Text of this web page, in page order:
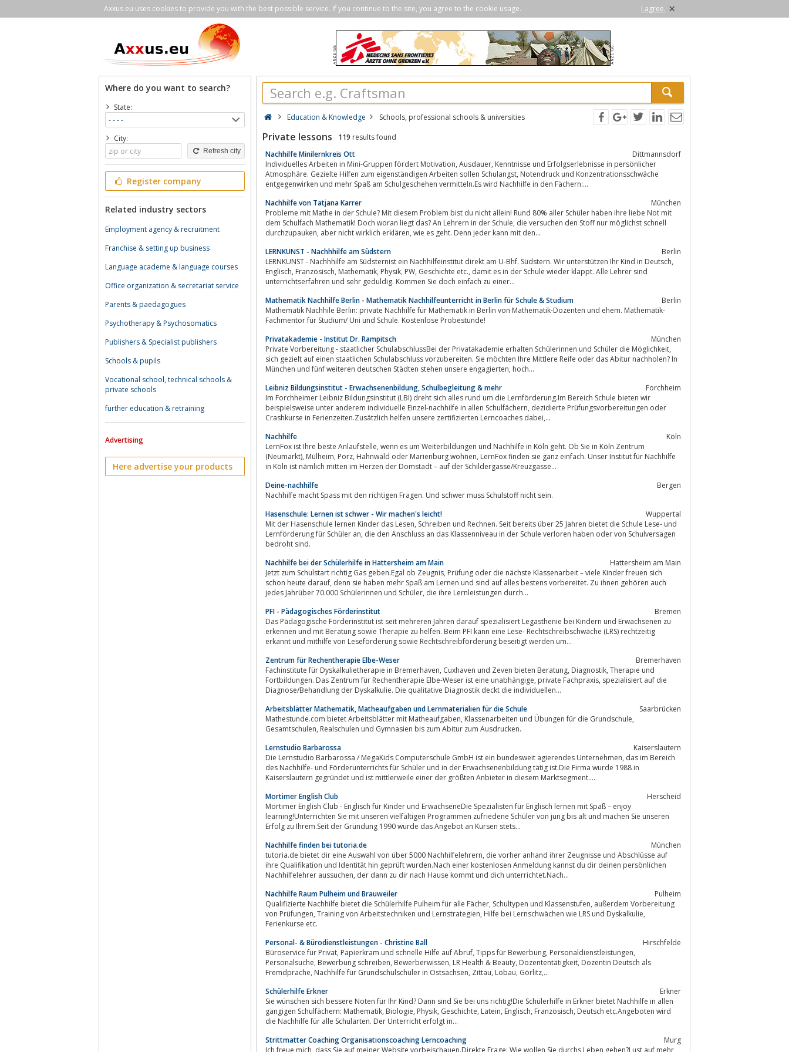
Axxus.eu uses cookies to provide you with the best possible service. If you continue to the site, you agree to the cookie usage. I agree. ×
Where do you want to search?
State:
City:
Refresh city
Register company
Related industry sectors
Employment agency & recruitment
Franchise & setting up business
Language academe & language courses
Office organization & secretariat service
Parents & paedagogues
Psychotherapy & Psychosomatics
Publishers & Specialist publishers
Schools & pupils
Vocational school, technical schools &
private schools
further education & retraining
Advertising
Here advertise your products
Education & Knowledge Schools, professional schools & universities
Private lessons 119 results found
Nachhilfe Minilernkreis Ott
Dittmannsdorf
Individuelles Arbeiten in Mini-Gruppen fördert Motivation, Ausdauer, Kenntnisse und Erfolgserlebnisse in persönlicher
Atmosphäre. Gezielte Hilfen zum eigenständigen Arbeiten sollen Schulangst, Notendruck und Konzentrationsschwäche
entgegenwirken und mehr Spaß am Schulgeschehen vermitteln.Es wird Nachhilfe in den Fächern:...
Nachhilfe von Tatjana Karrer
München
Probleme mit Mathe in der Schule? Mit diesem Problem bist du nicht allein! Rund 80% aller Schüler haben ihre liebe Not mit
dem Schulfach Mathematik! Doch woran liegt das? An Lehrern in der Schule, die versuchen den Stoff nur möglichst schnell
durchzupauken, aber nicht wirklich erklären, wie es geht. Denn jeder kann mit den...
LERNKUNST - Nachhhilfe am Südstern
Berlin
LERNKUNST - Nachhhilfe am Südsternist ein Nachhilfeinstitut direkt am U-Bhf. Südstern. Wir unterstützen Ihr Kind in Deutsch,
Englisch, Französisch, Mathematik, Physik, PW, Geschichte etc., damit es in der Schule wieder klappt. Alle Lehrer sind
unterrichtserfahren und sehr geduldig. Kommen Sie doch einfach zu einer...
Mathematik Nachhilfe Berlin - Mathematik Nachhilfeunterricht in Berlin für Schule & Studium
Berlin
Mathematik Nachhile Berlin: private Nachhilfe für Mathematik in Berlin von Mathematik-Dozenten und ehem. Mathematik-
Fachmentor für Studium/ Uni und Schule. Kostenlose Probestunde!
Privatakademie - Institut Dr. Rampitsch
München
Private Vorbereitung - staatlicher SchulabschlussBei der Privatakademie erhalten Schülerinnen und Schüler die Möglichkeit,
sich gezielt auf einen staatlichen Schulabschluss vorzubereiten. Sie möchten Ihre Mittlere Reife oder das Abitur nachholen? In
München und fünf weiteren deutschen Städten stehen unsere engagierten, hoch...
Leibniz Bildungsinstitut - Erwachsenenbildung, Schulbegleitung & mehr
Forchheim
Im Forchheimer Leibniz Bildungsinstitut (LBI) dreht sich alles rund um die Lernförderung.Im Bereich Schule bieten wir
beispielsweise unter anderem individuelle Einzel-nachhilfe in allen Schulfächern, dezidierte Prüfungsvorbereitungen oder
Crashkurse in Ferienzeiten.Zusätzlich helfen unsere zertifizierten Lerncoaches dabei,...
Nachhilfe
Köln
LernFox ist Ihre beste Anlaufstelle, wenn es um Weiterbildungen und Nachhilfe in Köln geht. Ob Sie in Köln Zentrum
(Neumarkt), Mülheim, Porz, Hahnwald oder Marienburg wohnen, LernFox finden sie ganz einfach. Unser Institut für Nachhilfe
in Köln ist nämlich mitten im Herzen der Domstadt – auf der Schildergasse/Kreuzgasse...
Deine-nachhilfe
Bergen
Nachhilfe macht Spass mit den richtigen Fragen. Und schwer muss Schulstoff nicht sein.
Hasenschule: Lernen ist schwer - Wir machen's leicht!
Wuppertal
Mit der Hasenschule lernen Kinder das Lesen, Schreiben und Rechnen. Seit bereits über 25 Jahren bietet die Schule Lese- und
Lernförderung für Schüler an, die den Anschluss an das Klassenniveau in der Schule verloren haben oder von Schulversagen
bedroht sind.
Nachhilfe bei der Schülerhilfe in Hattersheim am Main
Hattersheim am Main
Jetzt zum Schulstart richtig Gas geben.Egal ob Zeugnis, Prüfung oder die nächste Klassenarbeit – viele Kinder freuen sich
schon heute darauf, denn sie haben mehr Spaß am Lernen und sind auf alles bestens vorbereitet. Zu ihnen gehören auch
jedes Jahrüber 70.000 Schülerinnen und Schüler, die ihre Lernleistungen durch...
PFI - Pädagogisches Förderinstitut
Bremen
Das Pädagogische Förderinstitut ist seit mehreren Jahren darauf spezialisiert Legasthenie bei Kindern und Erwachsenen zu
erkennen und mit Beratung sowie Therapie zu helfen. Beim PFI kann eine Lese- Rechtschreibschwäche (LRS) rechtzeitig
erkannt und mithilfe von Leseförderung sowie Rechtschreibförderung beseitigt werden um...
Zentrum für Rechentherapie Elbe-Weser
Bremerhaven
Fachinstitute für Dyskalkulietherapie in Bremerhaven, Cuxhaven und Zeven bieten Beratung, Diagnostik, Therapie und
Fortbildungen. Das Zentrum für Rechentherapie Elbe-Weser ist eine unabhängige, private Fachpraxis, spezialisiert auf die
Diagnose/Behandlung der Dyskalkulie. Die qualitative Diagnostik deckt die individuellen...
Arbeitsblätter Mathematik, Matheaufgaben und Lernmaterialien für die Schule
Saarbrücken
Mathestunde.com bietet Arbeitsblätter mit Matheaufgaben, Klassenarbeiten und Übungen für die Grundschule,
Gesamtschulen, Realschulen und Gymnasien bis zum Abitur zum Ausdrucken.
Lernstudio Barbarossa
Kaiserslautern
Die Lernstudio Barbarossa / MegaKids Computerschule GmbH ist ein bundesweit agierendes Unternehmen, das im Bereich
des Nachhilfe- und Förderunterrichts für Schüler und in der Erwachsenenbildung tätig ist.Die Firma wurde 1988 in
Kaiserslautern gegründet und ist mittlerweile einer der größten Anbieter in diesem Marktsegment....
Mortimer English Club
Herscheid
Mortimer English Club - Englisch für Kinder und ErwachseneDie Spezialisten für Englisch lernen mit Spaß – enjoy
learning!Unterrichten Sie mit unseren vielfältigen Programmen zufriedene Schüler von jung bis alt und machen Sie unseren
Erfolg zu Ihrem.Seit der Gründung 1990 wurde das Angebot an Kursen stets...
Nachhilfe finden bei tutoria.de
München
tutoria.de bietet dir eine Auswahl von über 5000 Nachhilfelehrern, die vorher anhand ihrer Zeugnisse und Abschlüsse auf
ihre Qualifikation und Identität hin geprüft wurden.Nach einer kostenlosen Anmeldung kannst du dir deinen persönlichen
Nachhilfelehrer aussuchen, der dann zu dir nach Hause kommt und dich unterrichtet.Nach...
Nachhilfe Raum Pulheim und Brauweiler
Pulheim
Qualifizierte Nachhilfe bietet die Schülerhilfe Pulheim für alle Fächer, Schultypen und Klassenstufen, außerdem Vorbereitung
von Prüfungen, Training von Arbeitstechniken und Lernstrategien, Hilfe bei Lernschwächen wie LRS und Dyskalkulie,
Ferienkurse etc.
Personal- & Bürodienstleistungen - Christine Ball
Hirschfelde
Büroservice für Privat, Papierkram und schnelle Hilfe auf Abruf, Tipps für Bewerbung, Personaldienstleistungen,
Personalsuche, Bewerbung schreiben, Bewerberwissen, LR Health & Beauty, Dozententätigkeit, Dozentin Deutsch als
Fremdprache, Nachhilfe für Grundschulschüler in Ostsachsen, Zittau, Löbau, Görlitz,...
Schülerhilfe Erkner
Erkner
Sie wünschen sich bessere Noten für Ihr Kind? Dann sind Sie bei uns richtig!Die Schülerhilfe in Erkner bietet Nachhilfe in allen
gängigen Schulfächern: Mathematik, Biologie, Physik, Geschichte, Latein, Englisch, Französisch, Deutsch etc.Angeboten wird
die Nachhilfe für alle Schularten. Der Unterricht erfolgt in...
Strittmatter Coaching Organisationscoaching Lerncoaching
Murg
Ich freue mich, dass Sie auf meiner Website vorbeischauen.Direkte Frage: Wie wollen Sie durchs Leben gehen?Lust auf mehr